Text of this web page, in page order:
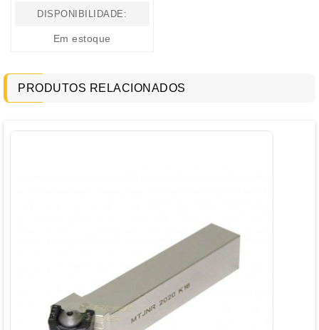
DISPONIBILIDADE:
Em estoque
PRODUTOS RELACIONADOS